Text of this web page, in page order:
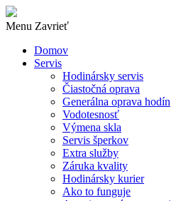
Menu Zavrieť
Domov
Servis
Hodinársky servis
Čiastočná oprava
Generálna oprava hodín
Vodotesnosť
Výmena skla
Servis šperkov
Extra služby
Záruka kvality
Hodinársky kurier
Ako to funguje